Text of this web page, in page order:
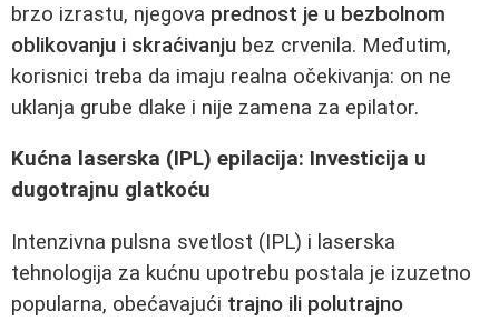
brzo izrastu, njegova prednost je u bezbolnom
oblikovanju i skraćivanju bez crvenila. Međutim,
korisnici treba da imaju realna očekivanja: on ne
uklanja grube dlake i nije zamena za epilator.
Kućna laserska (IPL) epilacija: Investicija u
dugotrajnu glatkoću
Intenzivna pulsna svetlost (IPL) i laserska
tehnologija za kućnu upotrebu postala je izuzetno
popularna, obećavajući trajno ili polutrajno